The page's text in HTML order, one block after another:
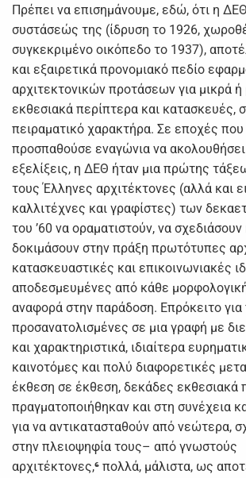
Πρέπει να επισημάνουμε, εδώ, ότι η
συστάσεώς της (ίδρυση το 1926,
συγκεκριμένο οικόπεδο το 1937),
και εξαιρετικά προνομιακό πεδίο
αρχιτεκτονικών προτάσεων για μικρά
εκθεσιακά περίπτερα και κατασκευές,
πειραματικό χαρακτήρα. Σε εποχές
προσπαθούσε εναγώνια να ακολουθήσει
εξελίξεις, η ΔΕΘ ήταν μια πρώτης
τους Έλληνες αρχιτέκτονες (αλλά και
καλλιτέχνες και γραφίστες) των
του ’60 να οραματιστούν, να
δοκιμάσουν στην πράξη πρωτότυπες
κατασκευαστικές και επικοινωνιακές
αποδεσμευμένες από κάθε
αναφορά στην παράδοση. Επρόκειτο για
προσανατολισμένες σε μια γραφή με
και χαρακτηριστικά, ιδιαίτερα
καινοτόμες και πολύ διαφορετικές
έκθεση σε έκθεση, δεκάδες εκθεσιακά
πραγματοποιήθηκαν και στη συνέχεια
για να αντικατασταθούν από νεώτερα,
στην πλειοψηφία τους– από γνωστούς
αρχιτέκτονες,⁶ πολλά, μάλιστα, ως